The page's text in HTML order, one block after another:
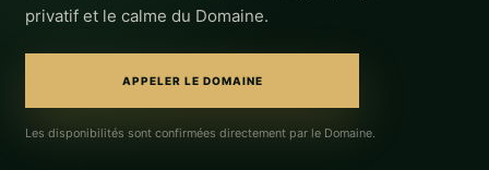
privatif et le calme du Domaine.
APPELER LE DOMAINE
Les disponibilités sont confirmées directement par le Domaine.